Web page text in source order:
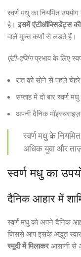
स्वर्ण मधु का नियमित
है। इसमें एंटीऑक्सिडेंट्स की
वाले मुक्त कणों से लड़ते हैं।
एंटी-एजिंगप्रभाव के लिए
रात को सोने से पहले
सप्ताह में दो बार स्वर्ण
अपनी दैनिक
स्वर्ण मधु के
अधिक युवा और
स्वर्ण मधु का
दैनिक आहार में
स्वर्ण मधु को अपने दैनिक
जिससे आप इसके अद्भुत
स्मूदी में मिलाकरआसानी से